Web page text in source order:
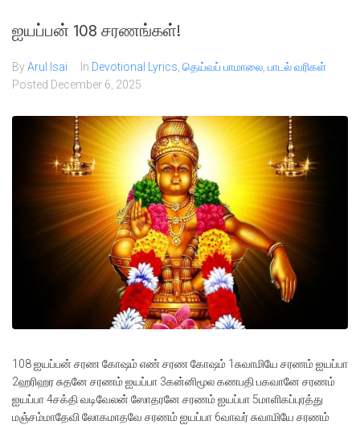
ஐயப்பன் 108 சரணங்கள்!
ByArul Isai In Devotional Lyrics தெய்வப் பாமாலை பாடல் வரிகள்
Posted December 6, 2025
108 ஐயப்பன் சரண கோஷம் எண் சரண கோஷம் 1சுவாமியே சரணம் ஐயப்பா
2ஹரிஹர சுதனே சரணம் ஐயப்பா 3கன்னிமூல கணபதி பகவானே சரணம்
ஐயப்பா 4சக்தி வடிவேலன் ஸோதரனே சரணம் ஐயப்பா 5மாளிகப்புரத்து
மஞ்சம்மாதேவி லோகமாதவே சரணம் ஐயப்பா 6வாவர் சுவாமியே சரணம்